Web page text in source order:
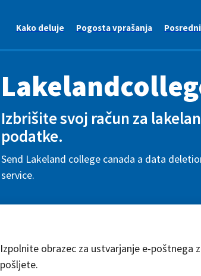
Kako deluje Pogosta vprašanja
Izbrišite svoj račun za
podatke.
Send Lakeland college canada a data
service.
Izpolnite obrazec za ustvarjanje e-poštnega
pošljete.